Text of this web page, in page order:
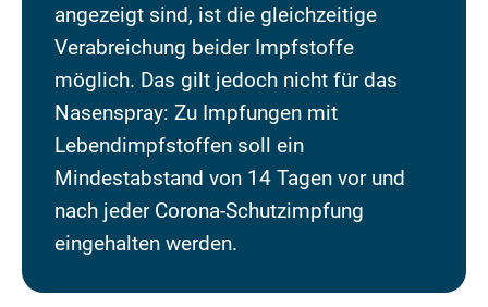
angezeigt sind, ist die gleichzeitige
Verabreichung beider Impfstoffe
möglich. Das gilt jedoch nicht für das
Nasenspray: Zu Impfungen mit
Lebendimpfstoffen soll ein
Mindestabstand von 14 Tagen vor und
nach jeder Corona-Schutzimpfung
eingehalten werden.